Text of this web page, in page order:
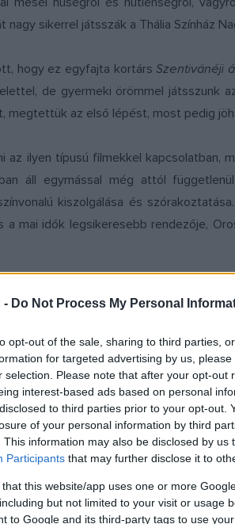
- Do Not Process My Personal
opt-out of the sale, sharing to third parties,
for targeted advertising by us,
selection. Please note that after your opt-out
interest-based ads based on personal
to third parties prior to your opt-out.
of your personal information by third
This information may also be disclosed by us
Participants that may further disclose it to
that this website/app uses one or more
but not limited to your visit or usage
to Google and its third-party tags to use
sikerrel játsszák a Thália Színház
hogy ez egyfajta kortárs Szentivánéji
de gyermeki örömmel játsszunk
megtettük az első lépést, most pedig
az ilyen típusú filmekkel kapcsolatban,
áll egymással még attól
kiszolgálása és
mai idők legsikeresebb rendezője,